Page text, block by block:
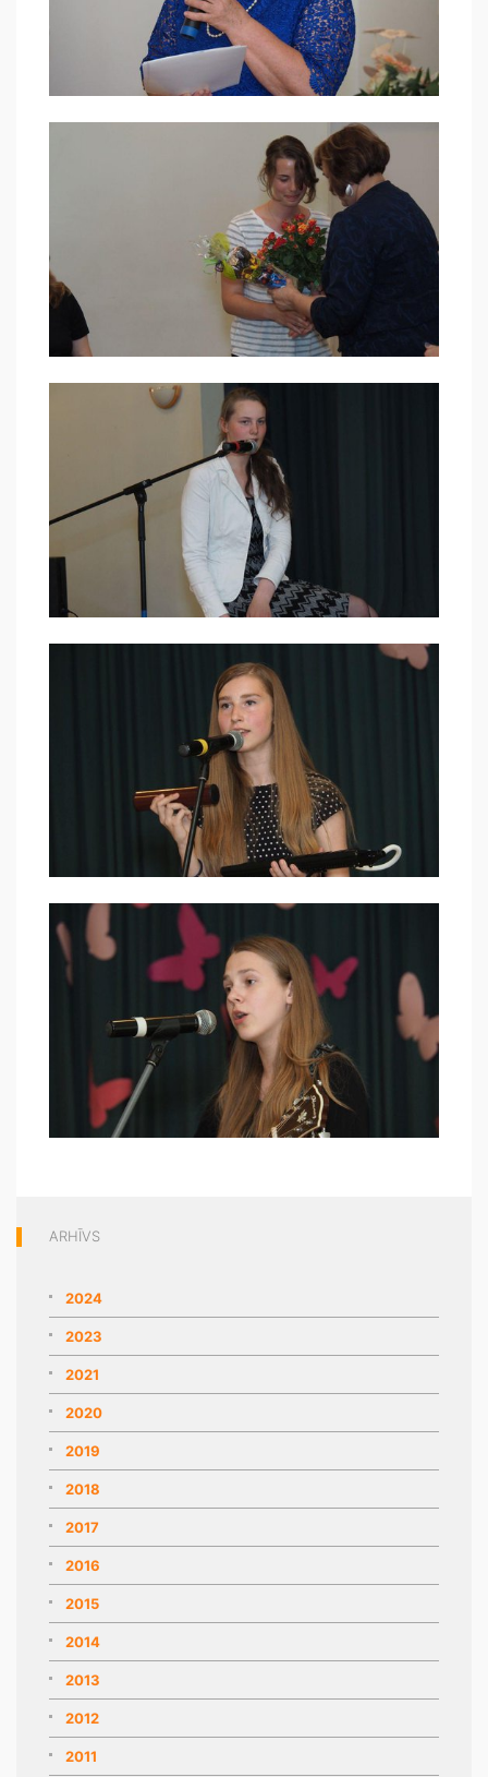
ARHĪVS
2024
2023
2021
2020
2019
2018
2017
2016
2015
2014
2013
2012
2011